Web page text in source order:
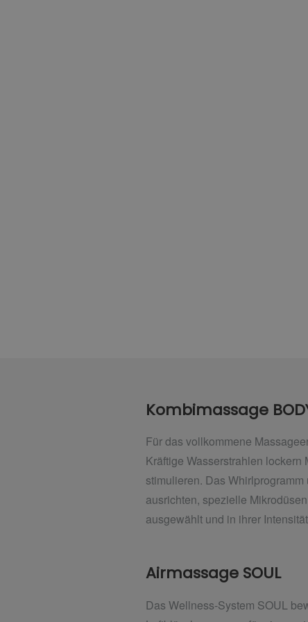
Kombimassage
Für das vollkommene
Kräftige Wasserstrahlen
stimulieren. Das
ausrichten, spezielle
ausgewählt und in ihrer
Airmassage SOUL
Das Wellness-System SOUL